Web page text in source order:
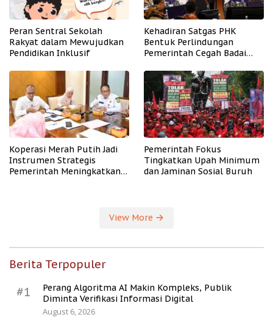
Peran Sentral Sekolah
Rakyat dalam Mewujudkan
Pendidikan Inklusif
Kehadiran Satgas PHK
Bentuk Perlindungan
Pemerintah Cegah Badai
Koperasi Merah Putih Jadi
Instrumen Strategis
Pemerintah Meningkatkan
Pemerintah Fokus
Tingkatkan Upah Minimum
dan Jaminan Sosial Buruh
View More
Berita Terpopuler
#1
Perang Algoritma AI Makin Kompleks, Publik
Diminta Verifikasi Informasi Digital
August 6, 2026